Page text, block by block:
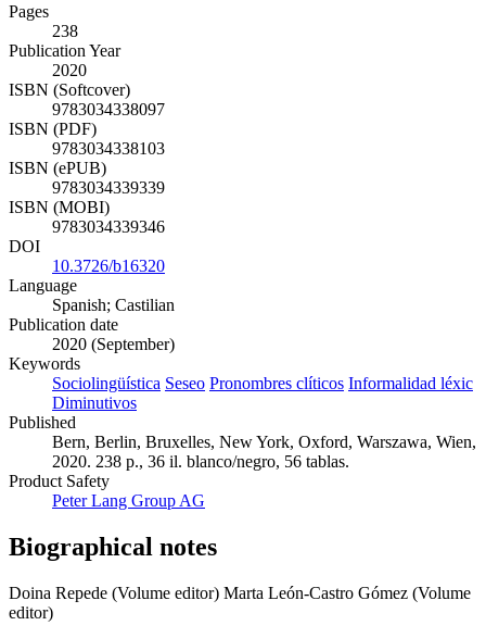
Pages
238
Publication Year
2020
ISBN (Softcover)
9783034338097
ISBN (PDF)
9783034338103
ISBN (ePUB)
9783034339339
ISBN (MOBI)
9783034339346
DOI
10.3726/b16320
Language
Spanish; Castilian
Publication date
2020 (September)
Keywords
Sociolingüística Seseo Pronombres clíticos Informalidad léxic
Diminutivos
Published
Bern, Berlin, Bruxelles, New York, Oxford, Warszawa, Wien,
2020. 238 p., 36 il. blanco/negro, 56 tablas.
Product Safety
Peter Lang Group AG
Biographical notes
Doina Repede (Volume editor) Marta León-Castro Gómez (Volume
editor)